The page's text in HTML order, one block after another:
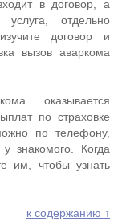
в договор, а
отдельно
договор и
вызов аваркома
оказывается
по страховке
по телефону,
знакомого. Когда
им, чтобы узнать
к содержанию ↑